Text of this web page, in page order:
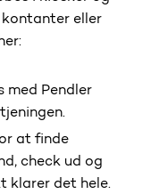
kontanter eller
med Pendler
at finde
check ud og
klarer det hele.